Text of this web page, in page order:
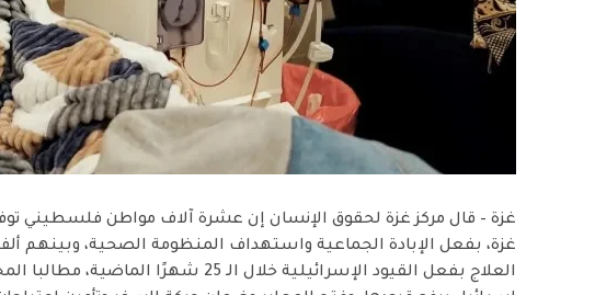
غزة – قال مركز غزة لحقوق الإنسان إن عشرة آلاف مواطن فلسطيني
غزة، بفعل الإبادة الجماعية واستهداف المنظومة الصحية، وبينهم
العلاج بفعل القيود الإسرائيلية خلال الـ 25